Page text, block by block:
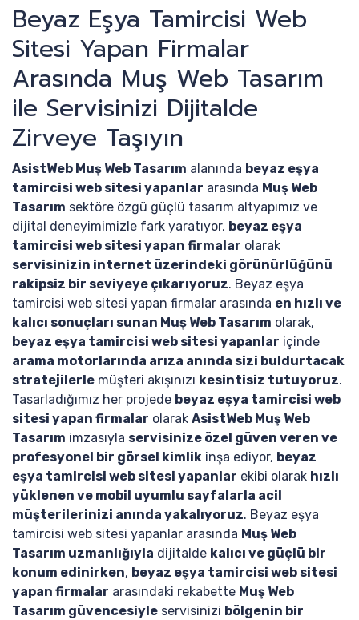
Beyaz Eşya Tamircisi Web
Sitesi Yapan Firmalar
Arasında Muş Web Tasarım
ile Servisinizi Dijitalde
Zirveye Taşıyın
AsistWeb Muş Web Tasarım alanında beyaz eşya
tamircisi web sitesi yapanlar arasında Muş Web
Tasarım sektöre özgü güçlü tasarım altyapımız ve
dijital deneyimimizle fark yaratıyor, beyaz eşya
tamircisi web sitesi yapan firmalar olarak
servisinizin internet üzerindeki görünürlüğünü
rakipsiz bir seviyeye çıkarıyoruz. Beyaz eşya
tamircisi web sitesi yapan firmalar arasında en hızlı ve
kalıcı sonuçları sunan Muş Web Tasarım olarak,
beyaz eşya tamircisi web sitesi yapanlar içinde
arama motorlarında arıza anında sizi buldurtacak
stratejilerle müşteri akışınızı kesintisiz tutuyoruz.
Tasarladığımız her projede beyaz eşya tamircisi web
sitesi yapan firmalar olarak AsistWeb Muş Web
Tasarım imzasıyla servisinize özel güven veren ve
profesyonel bir görsel kimlik inşa ediyor, beyaz
eşya tamircisi web sitesi yapanlar ekibi olarak hızlı
yüklenen ve mobil uyumlu sayfalarla acil
müşterilerinizi anında yakalıyoruz. Beyaz eşya
tamircisi web sitesi yapanlar arasında Muş Web
Tasarım uzmanlığıyla dijitalde kalıcı ve güçlü bir
konum edinirken, beyaz eşya tamircisi web sitesi
yapan firmalar arasındaki rekabette Muş Web
Tasarım güvencesiyle servisinizi bölgenin bir